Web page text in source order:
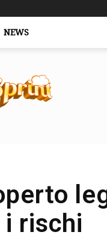
NEWS
rischi